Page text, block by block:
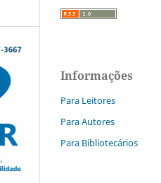
Informações
Para Leitores
Para Autores
Para Bibliotecários